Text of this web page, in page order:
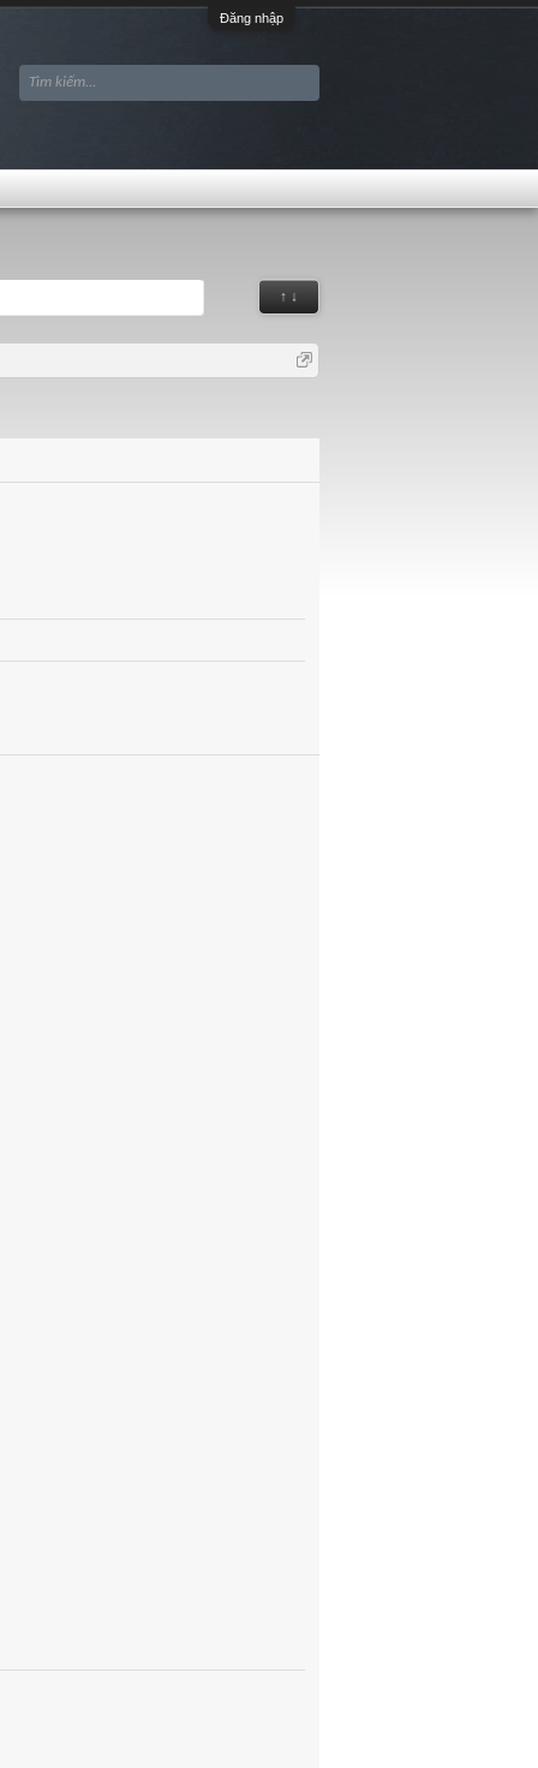
Đăng nhập
↑ ↓